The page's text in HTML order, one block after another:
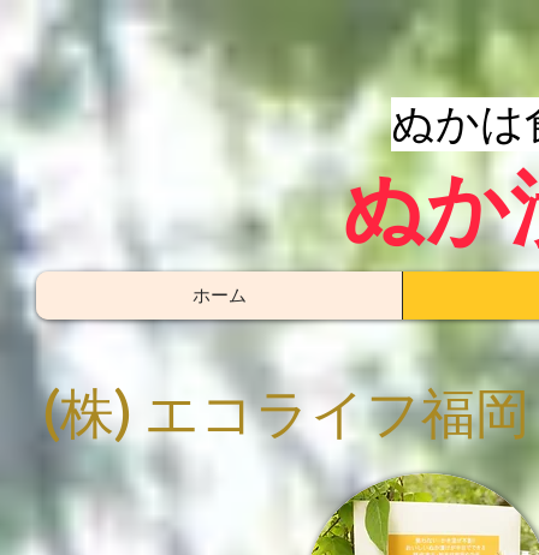
ぬかは
ぬか
ホーム
(株) エコライフ福岡